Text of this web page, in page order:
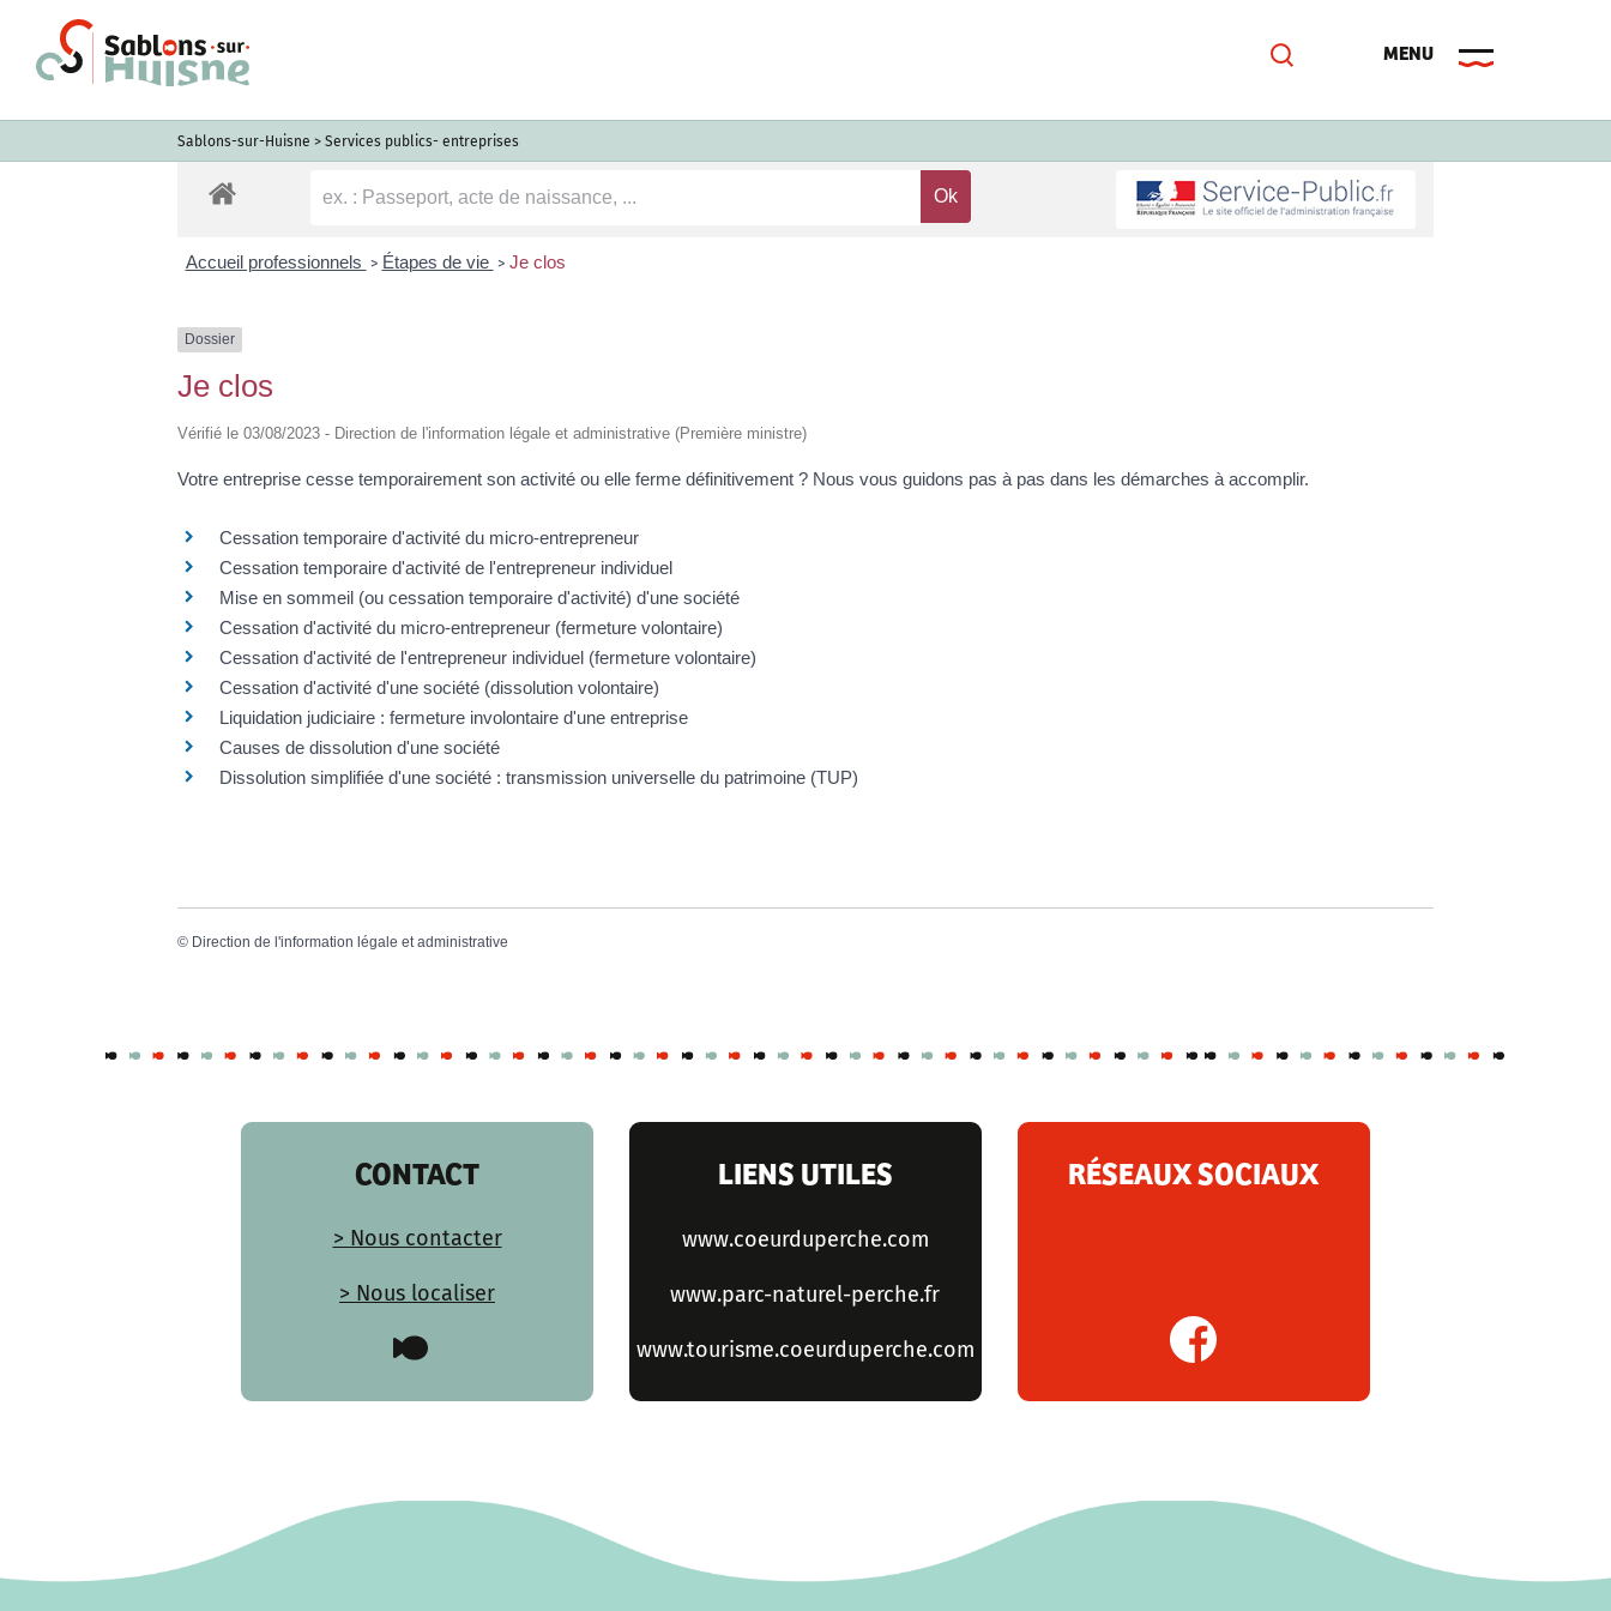
Sablons-sur-Huisne > Services publics- entreprises
Accueil professionnels > Étapes de vie > Je clos
Dossier
Je clos
Vérifié le 03/08/2023 - Direction de l'information légale et administrative (Première ministre)
Votre entreprise cesse temporairement son activité ou elle ferme définitivement ? Nous vous guidons pas à pas dans les démarches à accomplir.
Cessation temporaire d'activité du micro-entrepreneur
Cessation temporaire d'activité de l'entrepreneur individuel
Mise en sommeil (ou cessation temporaire d'activité) d'une société
Cessation d'activité du micro-entrepreneur (fermeture volontaire)
Cessation d'activité de l'entrepreneur individuel (fermeture volontaire)
Cessation d'activité d'une société (dissolution volontaire)
Liquidation judiciaire : fermeture involontaire d'une entreprise
Causes de dissolution d'une société
Dissolution simplifiée d'une société : transmission universelle du patrimoine (TUP)
© Direction de l'information légale et administrative
CONTACT
> Nous contacter
> Nous localiser
LIENS UTILES
www.coeurduperche.com
www.parc-naturel-perche.fr
www.tourisme.coeurduperche.com
RÉSEAUX SOCIAUX